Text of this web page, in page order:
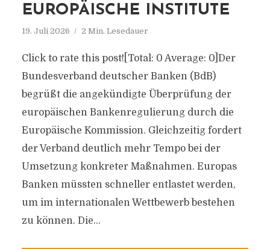
EUROPÄISCHE INSTITUTE
19. Juli 2026 2 Min. Lesedauer
Click to rate this post![Total: 0 Average: 0]Der
Bundesverband deutscher Banken (BdB)
begrüßt die angekündigte Überprüfung der
europäischen Bankenregulierung durch die
Europäische Kommission. Gleichzeitig fordert
der Verband deutlich mehr Tempo bei der
Umsetzung konkreter Maßnahmen. Europas
Banken müssten schneller entlastet werden,
um im internationalen Wettbewerb bestehen
zu können. Die...